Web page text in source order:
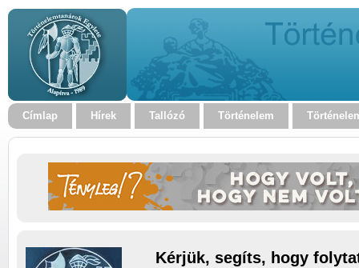
Címlap Hírek Tallózó Történelem
Kérjük, segíts, hogy